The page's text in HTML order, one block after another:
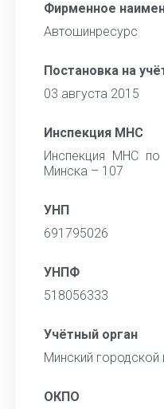
Фирменное
Автошинресурс
Постановка на
03 августа 2015
Инспекция МНС
Инспекция МНС по
Минска – 107
УНП
691795026
УНПФ
518056333
Учётный орган
Минский городской
ОКПО